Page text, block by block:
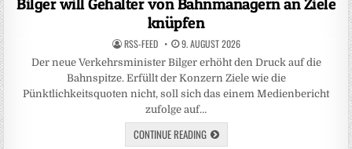
Bilger will Gehälter von Bahnmanagern an Ziele
knüpfen
RSS-FEED 9. AUGUST 2026
Der neue Verkehrsminister Bilger erhöht den Druck auf die
Bahnspitze. Erfüllt der Konzern Ziele wie die
Pünktlichkeitsquoten nicht, soll sich das einem Medienbericht
zufolge auf…
CONTINUE READING